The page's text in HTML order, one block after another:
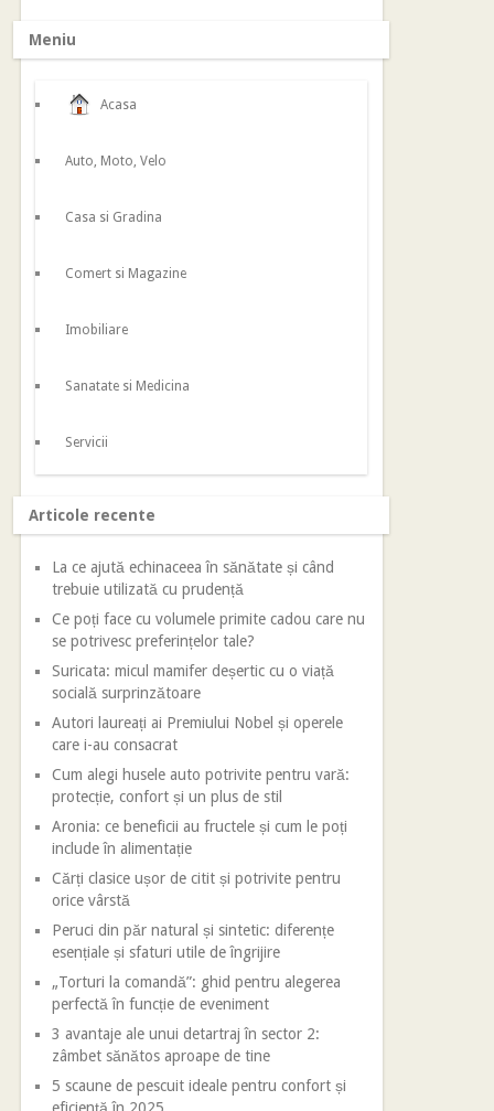
Meniu
Acasa
Auto, Moto, Velo
Casa si Gradina
Comert si Magazine
Imobiliare
Sanatate si Medicina
Servicii
Articole recente
La ce ajută echinaceea în sănătate și când
trebuie utilizată cu prudență
Ce poți face cu volumele primite cadou care nu
se potrivesc preferințelor tale?
Suricata: micul mamifer deșertic cu o viață
socială surprinzătoare
Autori laureați ai Premiului Nobel și operele
care i-au consacrat
Cum alegi husele auto potrivite pentru vară:
protecție, confort și un plus de stil
Aronia: ce beneficii au fructele și cum le poți
include în alimentație
Cărți clasice ușor de citit și potrivite pentru
orice vârstă
Peruci din păr natural și sintetic: diferențe
esențiale și sfaturi utile de îngrijire
„Torturi la comandă”: ghid pentru alegerea
perfectă în funcție de eveniment
3 avantaje ale unui detartraj în sector 2:
zâmbet sănătos aproape de tine
5 scaune de pescuit ideale pentru confort și